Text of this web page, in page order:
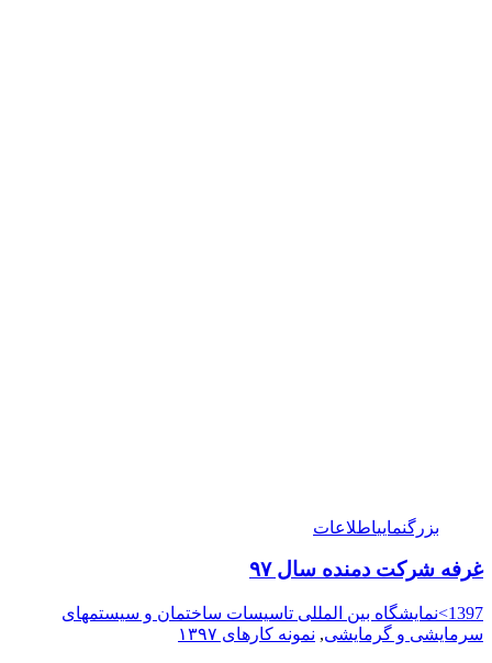
بزرگنماییاطلاعات
غرفه شرکت دمنده سال ۹۷
1397>نمایشگاه بین المللی تاسیسات ساختمان و سیستمهای
سرمایشی و گرمایشی, نمونه کارهای ۱۳۹۷